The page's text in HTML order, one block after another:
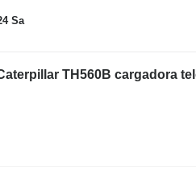
Sa
TH560B cargadora